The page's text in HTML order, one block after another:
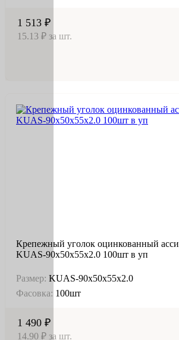
1 513 ₽
15.13 ₽ за шт.
Крепежный уголок оцинкованный
KUAS-90х50х55х2.0 100шт в уп
Размер: KUAS-90х50х55х2.0
Фасовка: 100шт
1 490 ₽
14.90 ₽ за шт.